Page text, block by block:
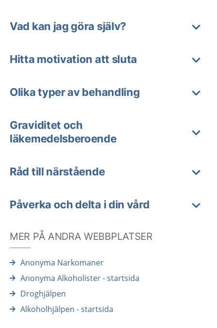
Vad kan jag göra själv?
Hitta motivation att sluta
Olika typer av behandling
Graviditet och
läkemedelsberoende
Råd till närstående
Påverka och delta i din vård
MER PÅ ANDRA WEBBPLATSER
Anonyma Narkomaner
Anonyma Alkoholister - startsida
Droghjälpen
Alkoholhjälpen - startsida